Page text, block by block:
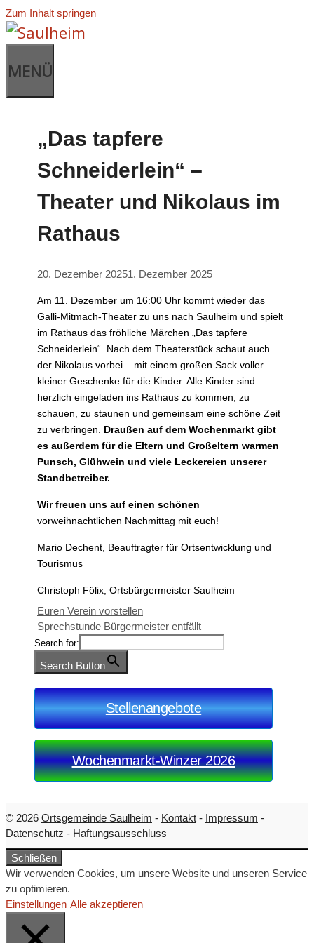
Zum Inhalt springen
MENÜ
„Das tapfere
Schneiderlein“ –
Theater und Nikolaus im
Rathaus
20. Dezember 20251. Dezember 2025
Am 11. Dezember um 16:00 Uhr kommt wieder das
Galli-Mitmach-Theater zu uns nach Saulheim und spielt
im Rathaus das fröhliche Märchen „Das tapfere
Schneiderlein“. Nach dem Theaterstück schaut auch
der Nikolaus vorbei – mit einem großen Sack voller
kleiner Geschenke für die Kinder. Alle Kinder sind
herzlich eingeladen ins Rathaus zu kommen, zu
schauen, zu staunen und gemeinsam eine schöne Zeit
zu verbringen. Draußen auf dem Wochenmarkt gibt
es außerdem für die Eltern und Großeltern warmen
Punsch, Glühwein und viele Leckereien unserer
Standbetreiber.
Wir freuen uns auf einen schönen
vorweihnachtlichen Nachmittag mit euch!
Mario Dechent, Beauftragter für Ortsentwicklung und
Tourismus
Christoph Fölix, Ortsbürgermeister Saulheim
Euren Verein vorstellen
Sprechstunde Bürgermeister entfällt
Search for:
Search Button
Stellenangebote
Wochenmarkt-Winzer 2026
© 2026 Ortsgemeinde Saulheim - Kontakt - Impressum -
Datenschutz - Haftungsausschluss
Schließen
Wir verwenden Cookies, um unsere Website und unseren Service
zu optimieren.
Einstellungen Alle akzeptieren